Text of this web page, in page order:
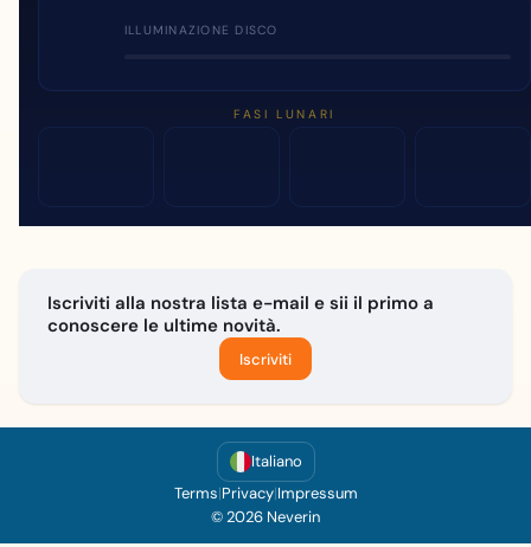
ILLUMINAZIONE DISCO
FASI LUNARI
Iscriviti alla nostra lista e-mail e sii il primo a
conoscere le ultime novità.
Iscriviti
Italiano
Terms|Privacy|Impressum
© 2026 Neverin